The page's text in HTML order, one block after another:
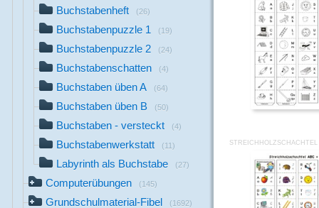
Buchstabenheft (26)
Buchstabenpuzzle 1 (19)
Buchstabenpuzzle 2 (24)
Buchstabenschatten (4)
Buchstaben üben A (64)
Buchstaben üben B (50)
Buchstaben - versteckt (4)
Buchstabenwerkstatt (11)
Labyrinth als Buchstabe (27)
Computerübungen (145)
Grundschulmaterial-Fibel (1692)